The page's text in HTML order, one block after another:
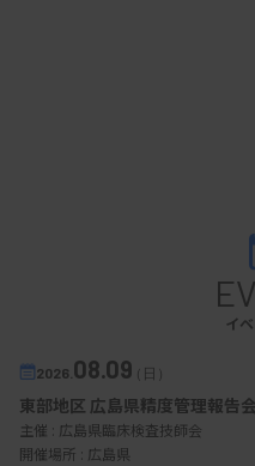
イ
2026. 08.09（日）
東部地区 広島県精度管理報告会
主催 : 広島県臨床検査技師会
開催場所 : 広島県